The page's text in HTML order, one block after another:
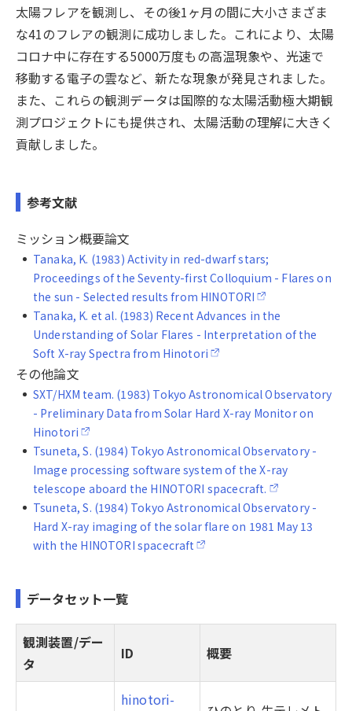
太陽フレアを観測し、その後1ヶ月の間に大小さまざま
な41のフレアの観測に成功しました。これにより、太陽
コロナ中に存在する5000万度もの高温現象や、光速で
移動する電子の雲など、新たな現象が発見されました。
また、これらの観測データは国際的な太陽活動極大期観
測プロジェクトにも提供され、太陽活動の理解に大きく
貢献しました。
参考文献
ミッション概要論文
Tanaka, K. (1983) Activity in red-dwarf stars;
Proceedings of the Seventy-first Colloquium - Flares on
the sun - Selected results from HINOTORI
Tanaka, K. et al. (1983) Recent Advances in the
Understanding of Solar Flares - Interpretation of the
Soft X-ray Spectra from Hinotori
その他論文
SXT/HXM team. (1983) Tokyo Astronomical Observatory
- Preliminary Data from Solar Hard X-ray Monitor on
Hinotori
Tsuneta, S. (1984) Tokyo Astronomical Observatory -
Image processing software system of the X-ray
telescope aboard the HINOTORI spacecraft.
Tsuneta, S. (1984) Tokyo Astronomical Observatory -
Hard X-ray imaging of the solar flare on 1981 May 13
with the HINOTORI spacecraft
データセット一覧
観測装置/デー
タ
ID 概要
hinotori-